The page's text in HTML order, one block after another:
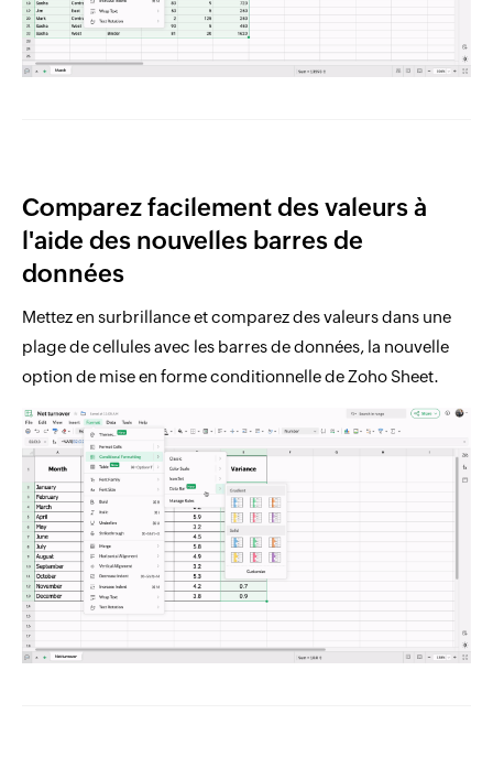
Comparez facilement des valeurs à
l'aide des nouvelles barres de
données
Mettez en surbrillance et comparez des valeurs dans une
plage de cellules avec les barres de données, la nouvelle
option de mise en forme conditionnelle de Zoho Sheet.